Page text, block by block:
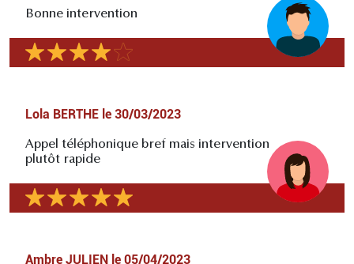
Bonne intervention
Lola BERTHE le 30/03/2023
Appel téléphonique bref mais intervention
plutôt rapide
Ambre JULIEN le 05/04/2023